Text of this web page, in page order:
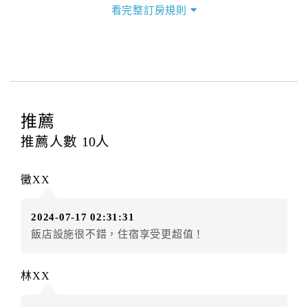
四、訂單異動
提出申辦不得異動訂單。
每筆訂單異動限定
辦理取消退款。
房者應補足差額。（限原訂飯店）
房者不得要求退其差額。（限原訂飯店）
額12個月
看完整訂房規則
推薦
推薦人數 10人
黴XX
2024-07-17 02:31:31
飯店設施很不錯，住宿享受更超值！
林XX